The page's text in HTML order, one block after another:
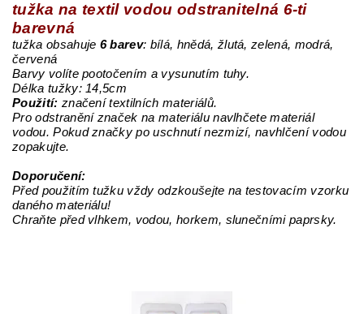
tužka na textil vodou odstranitelná 6-ti
barevná
tužka obsahuje 6 barev: bílá, hnědá, žlutá, zelená, modrá,
červená
Barvy volíte pootočením a vysunutím tuhy.
Délka tužky: 14,5cm
Použití: značení textilních materiálů.
Pro odstranění značek na materiálu navlhčete materiál
vodou. Pokud značky po uschnutí nezmizí, navhlčení vodou
zopakujte.
Doporučení:
Před použitím tužku vždy odzkoušejte na testovacím vzorku
daného materiálu!
Chraňte před vlhkem, vodou, horkem, slunečními paprsky.